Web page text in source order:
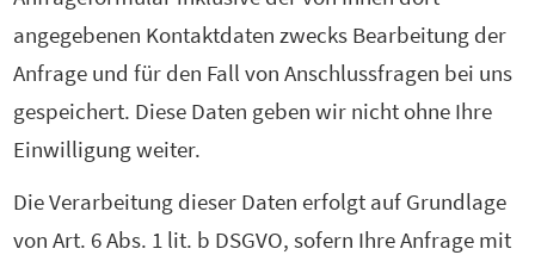
angegebenen Kontaktdaten zwecks Bearbeitung der
Anfrage und für den Fall von Anschlussfragen bei uns
gespeichert. Diese Daten geben wir nicht ohne Ihre
Einwilligung weiter.
Die Verarbeitung dieser Daten erfolgt auf Grundlage
von Art. 6 Abs. 1 lit. b DSGVO, sofern Ihre Anfrage mit